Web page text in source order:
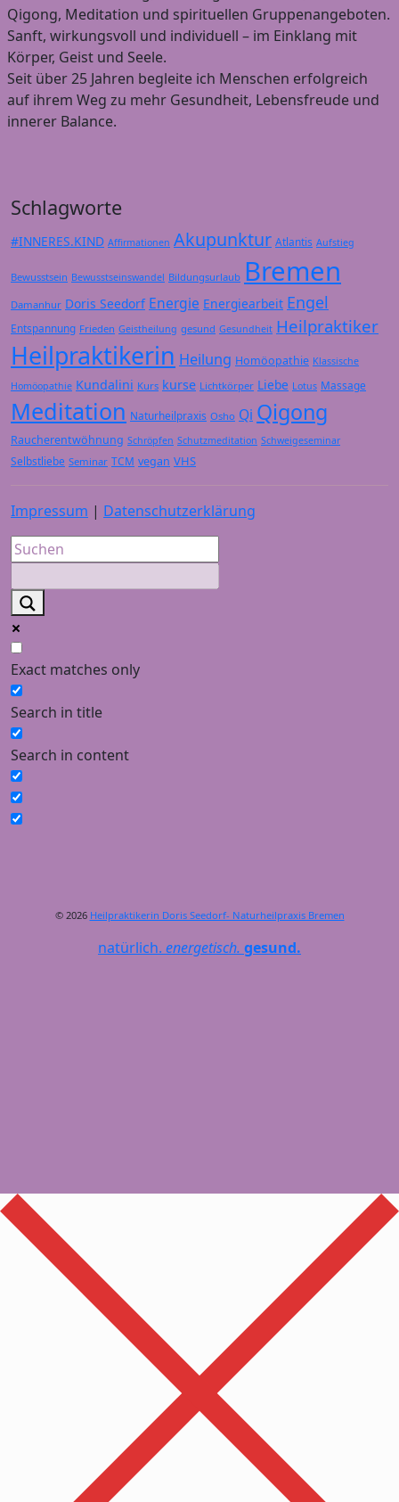
Qigong, Meditation und spirituellen Gruppenangeboten.
Sanft, wirkungsvoll und individuell – im Einklang mit
Körper, Geist und Seele.
Seit über 25 Jahren begleite ich Menschen erfolgreich
auf ihrem Weg zu mehr Gesundheit, Lebensfreude und
innerer Balance.
Schlagworte
#INNERES.KIND Affirmationen Akupunktur Atlantis Aufstieg
Bewusstsein Bewusstseinswandel Bildungsurlaub Bremen
Damanhur Doris Seedorf Energie Energiearbeit Engel
Entspannung Frieden Geistheilung gesund Gesundheit Heilpraktiker
Heilpraktikerin Heilung Homöopathie Klassische
Homöopathie Kundalini Kurs kurse Lichtkörper Liebe Lotus Massage
Meditation Naturheilpraxis Osho Qi Qigong
Raucherentwöhnung Schröpfen Schutzmeditation Schweigeseminar
Selbstliebe Seminar TCM vegan VHS
Impressum | Datenschutzerklärung
Exact matches only
Search in title
Search in content
© 2026 Heilpraktikerin Doris Seedorf- Naturheilpraxis Bremen
natürlich. energetisch. gesund.